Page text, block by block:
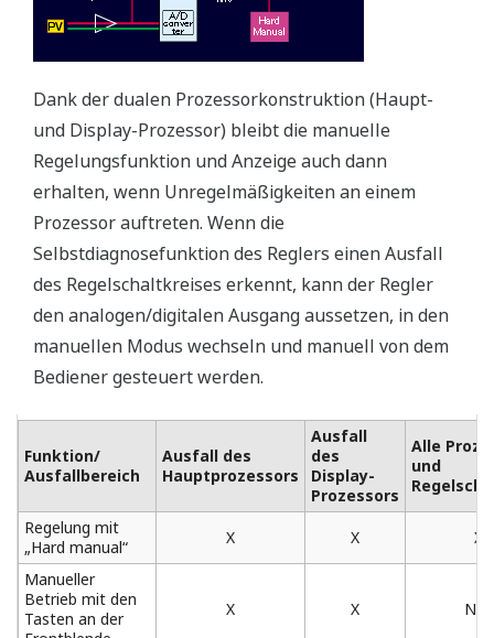
Die YS1000-Serie erzielt im Vergleich zu früheren
Modellen (YS100-Serie) eine höhere Leistung.
I/O-Genauigkeit
Fehlergrenze der Eingangsspannung: ±0,2 % ⇒
±0,1 %
Fehlergrenze der Ausgangsspannung: ±0,3 % ⇒
±0,1 %
Fehlergrenze des Ausgangsstroms: ±1,0 % ⇒
±0,2 %
Innere Datenauflösung des I/O-Signals: 1/1000 ⇒
1/10000
Innere Berechnungsauflösung des PID oder
Regleraustausch während des Betriebs möglich
(tragbare Handstation)
Nutzen Sie die tragbare Handstation YS110, wenn Sie
einen Regler austauschen oder warten. Sie können